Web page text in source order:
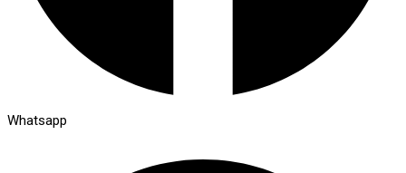
Whatsapp